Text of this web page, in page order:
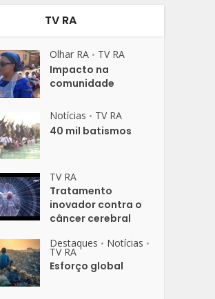
TV RA
Olhar RA • TV RA
Impacto na
comunidade
Notícias • TV RA
40 mil batismos
TV RA
Tratamento
inovador contra o
câncer cerebral
Destaques • Notícias •
TV RA
Esforço global